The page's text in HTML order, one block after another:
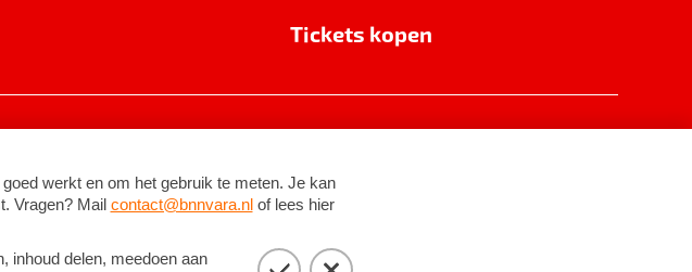
Tickets kopen